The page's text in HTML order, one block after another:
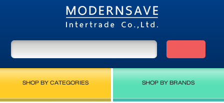
SHOP BY CATEGORIES SHOP BY BRANDS